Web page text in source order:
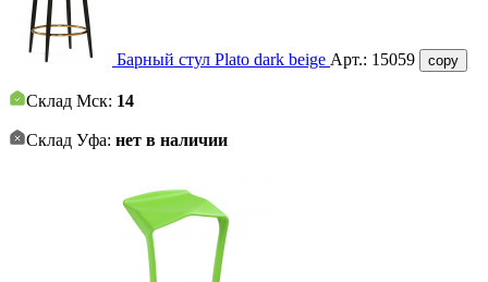
Барный стул Plato dark beige Арт.: 15059 copy
Склад Мск: 14
Склад Уфа: нет в наличии